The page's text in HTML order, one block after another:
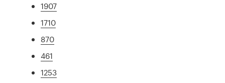
1907
1710
870
461
1253